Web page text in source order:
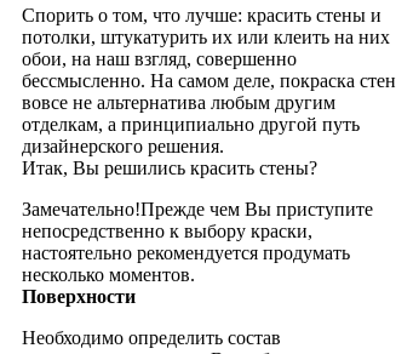
Спорить о том, что лучше: красить стены и
потолки, штукатурить их или клеить на них
обои, на наш взгляд, совершенно
бессмысленно. На самом деле, покраска стен
вовсе не альтернатива любым другим
отделкам, а принципиально другой путь
дизайнерского решения.
Итак, Вы решились красить стены?
Замечательно!Прежде чем Вы приступите
непосредственно к выбору краски,
настоятельно рекомендуется продумать
несколько моментов.
Поверхности
Необходимо определить состав